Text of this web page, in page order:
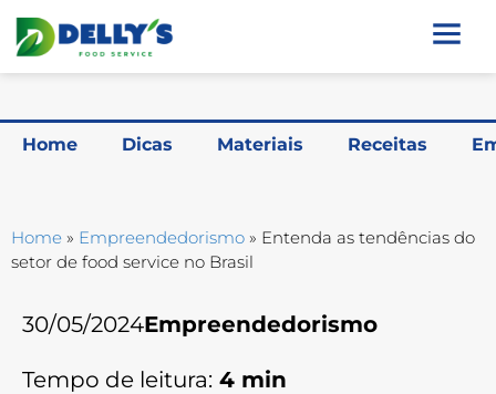
Home Dicas Materiais Receitas
Home » Empreendedorismo » Entenda as tendências do
setor de food service no Brasil
30/05/2024Empreendedorismo
Tempo de leitura: 4 min